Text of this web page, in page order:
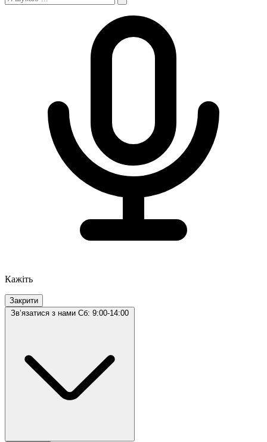
Кажіть
Закрити
Звʼязатися з нами Сб: 9:00-14:00